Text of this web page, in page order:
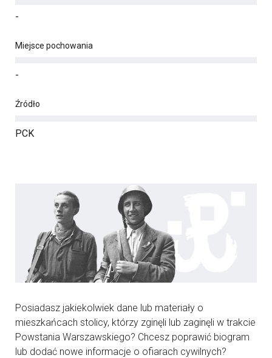
-
Miejsce pochowania
-
Źródło
PCK
Posiadasz jakiekolwiek dane lub materiały o
mieszkańcach stolicy, którzy zginęli lub zaginęli w trakcie
Powstania Warszawskiego? Chcesz poprawić biogram
lub dodać nowe informacje o ofiarach cywilnych?